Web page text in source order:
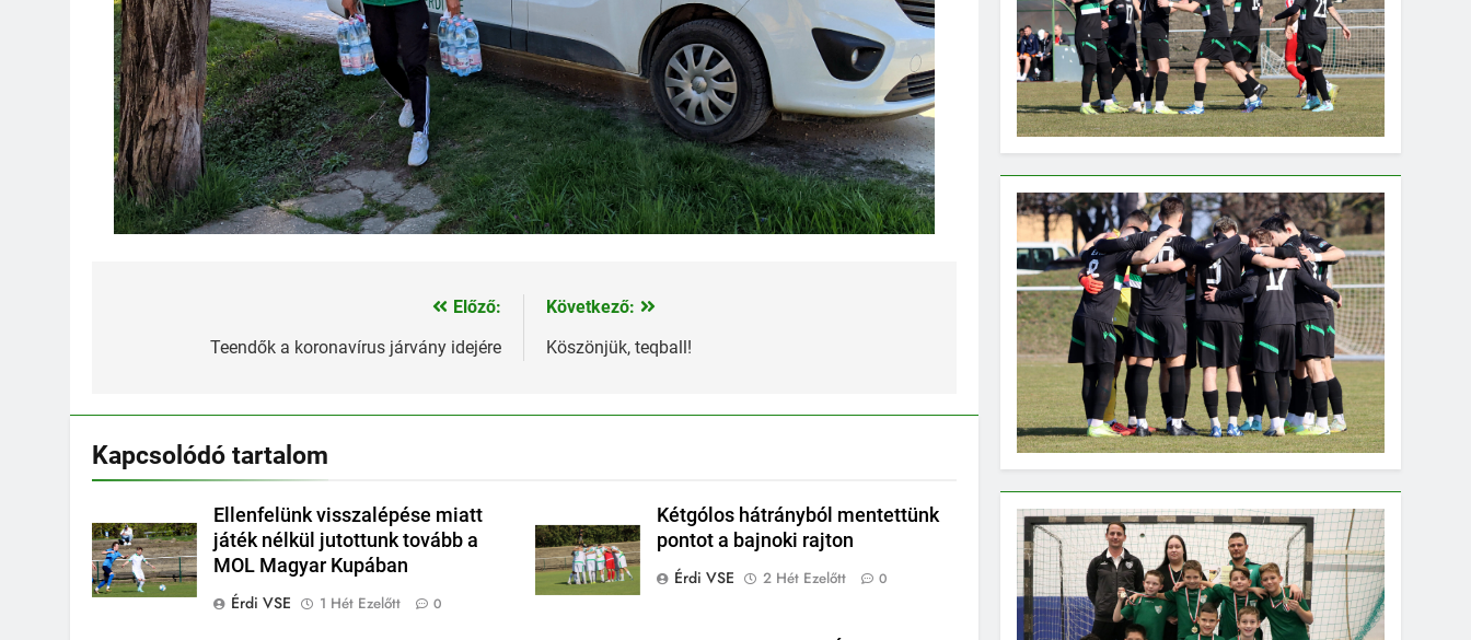
navigáció
Előző:
Teendők a koronavírus járvány idejére
Következő:
Köszönjük, teqball!
Kapcsolódó tartalom
Ellenfelünk visszalépése miatt
játék nélkül jutottunk tovább a
MOL Magyar Kupában
Érdi VSE
1 Hét Ezelőtt 0
Kétgólos hátrányból mentettünk
pontot a bajnoki rajton
Érdi VSE
2 Hét Ezelőtt 0